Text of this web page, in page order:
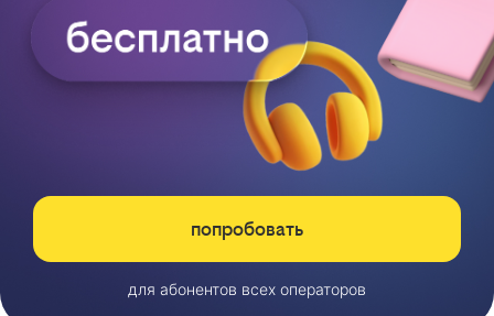
попробовать
для абонентов всех операторов